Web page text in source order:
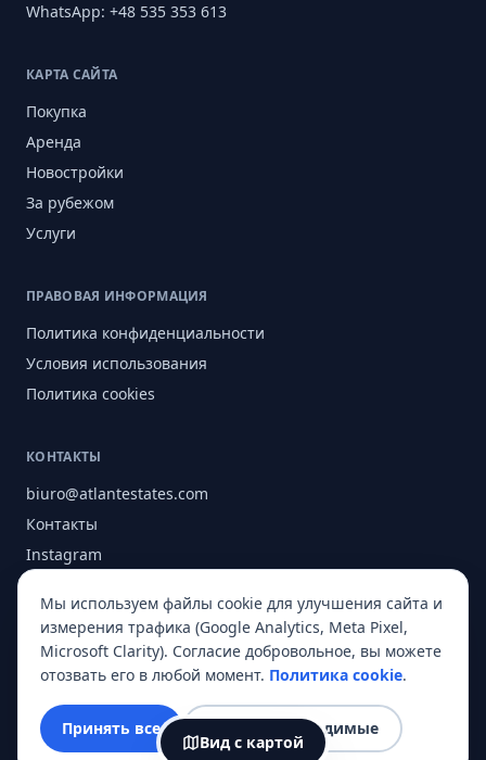
Вид с картой
WhatsApp: +48 535 353 613
КАРТА САЙТА
Покупка
Аренда
Новостройки
За рубежом
Услуги
ПРАВОВАЯ ИНФОРМАЦИЯ
Политика конфиденциальности
Условия использования
Политика cookies
КОНТАКТЫ
biuro@atlantestates.com
Контакты
Instagram
О нас
© 2026 Atlant Estates. Все права защищены.
Мы используем файлы cookie для улучшения сайта и
измерения трафика (Google Analytics, Meta Pixel,
Microsoft Clarity). Согласие добровольное, вы можете
отозвать его в любой момент. Политика cookie.
Принять все Только необходимые